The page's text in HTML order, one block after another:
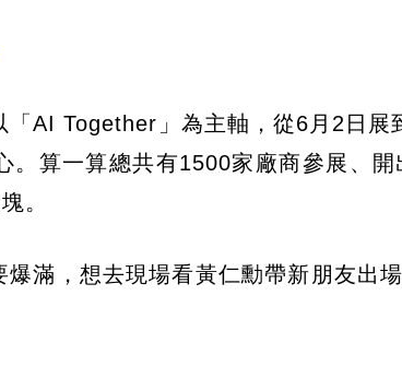
AI Together」為主軸，從6月2日展
算一算總共有1500家廠商參展、開
。
滿，想去現場看黃仁勳帶新朋友出場